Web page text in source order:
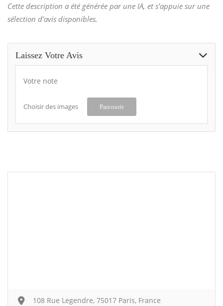
Cette description a été générée par une IA, et s’appuie sur une
sélection d’avis disponibles.
Laissez Votre Avis
Votre note
Choisir des images Parcourir
108 Rue Legendre, 75017 Paris, France